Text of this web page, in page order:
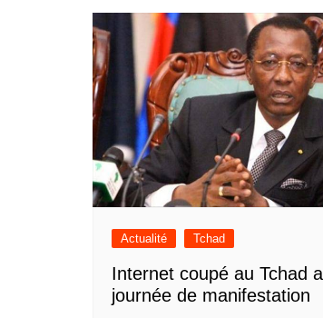
Actualité Tchad
Internet coupé au Tchad
journée de manifestation